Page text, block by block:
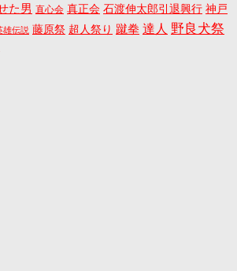
た男 直心会 真正会 石渡伸太郎引退興行 神戸
雄伝説 藤原祭 超人祭り 蹴拳 達人 野良犬祭